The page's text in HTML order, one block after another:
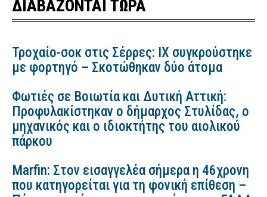
ΔΙΑΒΑΖΟΝΤΑΙ ΤΩΡΑ
Τροχαίο-σοκ στις Σέρρες: ΙΧ συγκρούστηκε
με φορτηγό – Σκοτώθηκαν δύο άτομα
Φωτιές σε Βοιωτία και Δυτική Αττική:
Προφυλακίστηκαν ο δήμαρχος Στυλίδας, ο
μηχανικός και ο ιδιοκτήτης του αιολικού
πάρκου
Marfin: Στον εισαγγελέα σήμερα η 46χρονη
που κατηγορείται για τη φονική επίθεση –